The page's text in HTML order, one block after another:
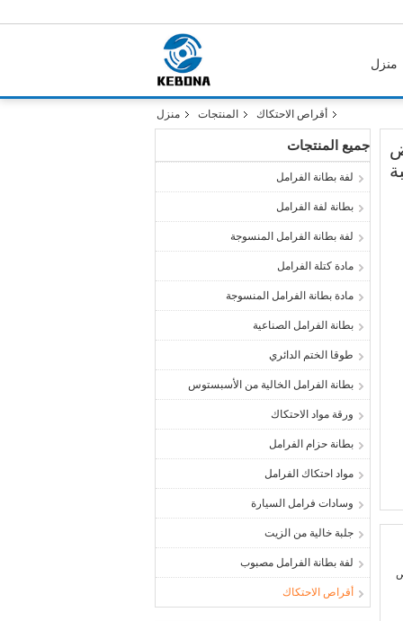
منزل
منزل المنتجات أقراص الاحتكاك
جميع المنتجات
لفة بطانة الفرامل
بطانة لفة الفرامل
لفة بطانة الفرامل المنسوجة
مادة كتلة الفرامل
مادة بطانة الفرامل المنسوجة
بطانة الفرامل الصناعية
طوقا الختم الدائري
بطانة الفرامل الخالية من الأسبستوس
ورقة مواد الاحتكاك
بطانة حزام الفرامل
مواد احتكاك الفرامل
وسادات فرامل السيارة
جلبة خالية من الزيت
لفة بطانة الفرامل مصبوب
أقراص الاحتكاك